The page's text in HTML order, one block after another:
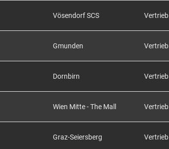
Vösendorf SCS Vertrieb
Gmunden Vertrieb
Dornbirn Vertrieb
Wien Mitte - The Mall Vertrieb
Graz-Seiersberg Vertrieb